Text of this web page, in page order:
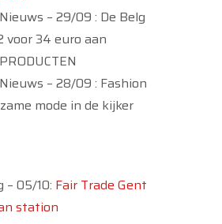
– 29/09 : De Belg
voor 34 euro aan
– 28/09 : Fashion
mode in de kijker
– 05/10: Fair Trade Gent
station